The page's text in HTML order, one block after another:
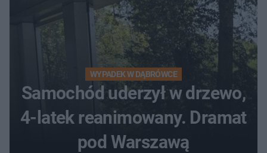
WYPADEK W DĄBRÓWCE
Samochód uderzył w drzewo,
4-latek reanimowany. Dramat
pod Warszawą